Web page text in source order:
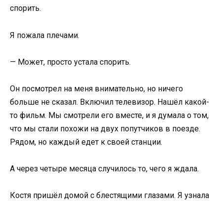
спорить.
Я пожала плечами.
— Может, просто устала спорить.
Он посмотрел на меня внимательно, но ничего
больше не сказал. Включил телевизор. Нашёл какой-
то фильм. Мы смотрели его вместе, и я думала о том,
что мы стали похожи на двух попутчиков в поезде.
Рядом, но каждый едет к своей станции.
А через четыре месяца случилось то, чего я ждала.
Костя пришёл домой с блестящими глазами. Я узнала